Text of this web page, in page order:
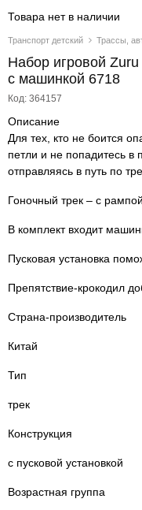
Транспорт детский Трассы,
Набор игровой
с машинкой 6718
Код: 364157
Товара нет в наличии
Описание
Для тех, кто не боится
петли и не попадитесь в
отправляясь в путь по
Гоночный трек – с рампой.
В комплект входит
Пусковая установка
Препятствие-крокодил
Страна-производитель
Китай
Тип
трек
Конструкция
с пусковой установкой
Возрастная группа